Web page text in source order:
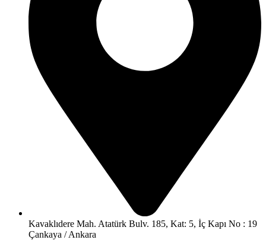
Kavaklıdere Mah. Atatürk Bulv. 185, Kat: 5, İç Kapı No : 19
Çankaya / Ankara